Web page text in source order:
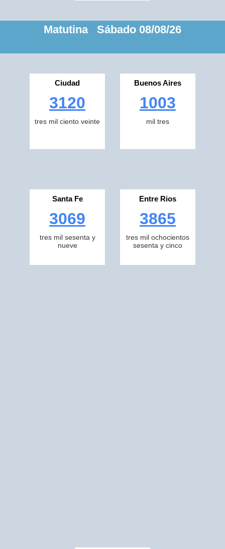
Matutina Sábado 08/08/26
Ciudad
3120
tres mil ciento veinte
Buenos Aires
1003
mil tres
Santa Fe
3069
tres mil sesenta y
nueve
Entre Rios
3865
tres mil ochocientos
sesenta y cinco